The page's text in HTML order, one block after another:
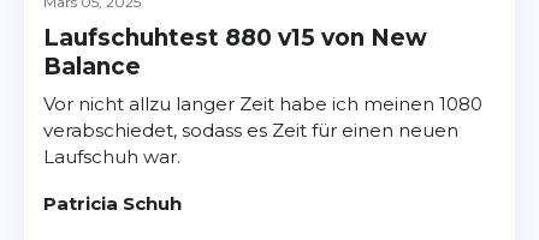
Laufschuhtest 880 v15 von New
Balance
Vor nicht allzu langer Zeit habe ich meinen 1080
verabschiedet, sodass es Zeit für einen neuen
Laufschuh war.
Patricia Schuh